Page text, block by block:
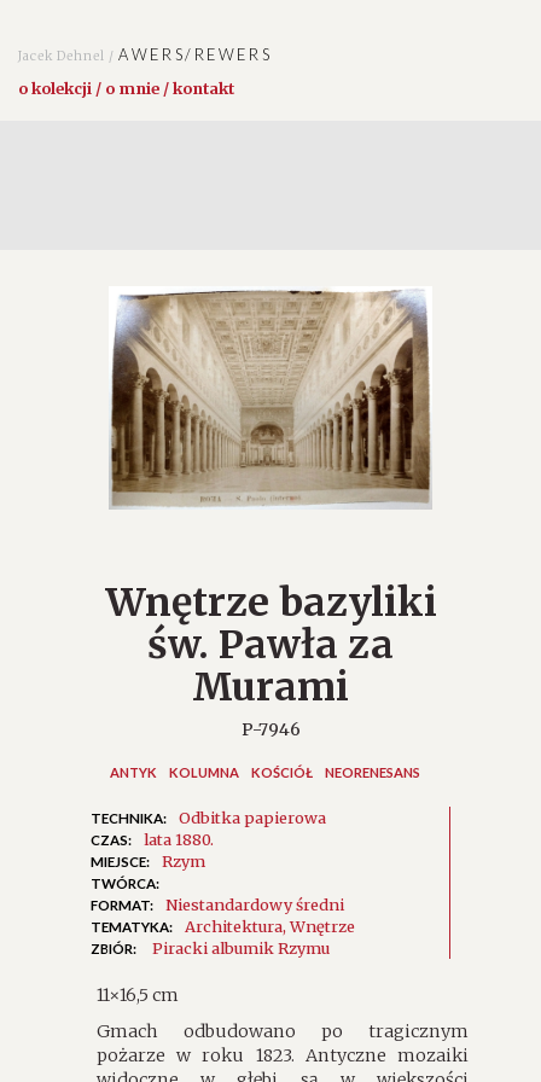
Jacek Dehnel /AWERS/REWERS
o kolekcji / o mnie / kontakt
Wnętrze bazyliki
św. Pawła za
Murami
P-7946
ANTYK KOLUMNA KOŚCIÓŁ NEORENESANS
TECHNIKA: Odbitka papierowa
CZAS: lata 1880.
MIEJSCE: Rzym
TWÓRCA:
FORMAT:
Niestandardowy średni
TEMATYKA: Architektura Wnętrze
ZBIÓR: Piracki albumik Rzymu
11×16,5 cm
Gmach odbudowano po tragicznym
pożarze w roku 1823. Antyczne mozaiki